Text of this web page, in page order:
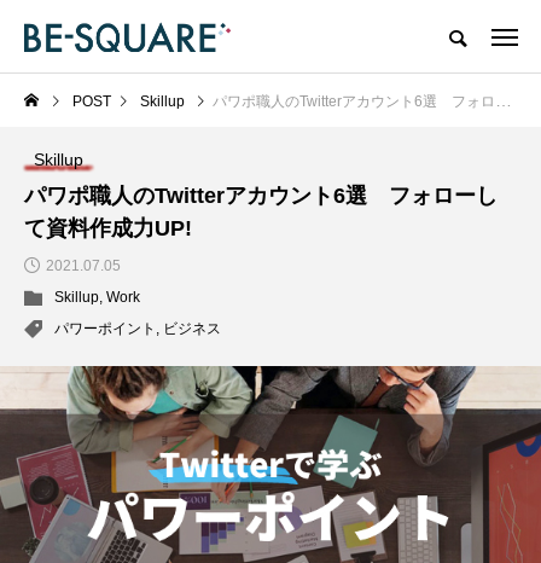
POST Skillup パワポ職人のTwitterアカウント6選 フォローして資料作成力UP!
Skillup
パワポ職人のTwitterアカウント6選 フォローし
て資料作成力UP!
2021.07.05
Skillup, Work
パワーポイント , ビジネス